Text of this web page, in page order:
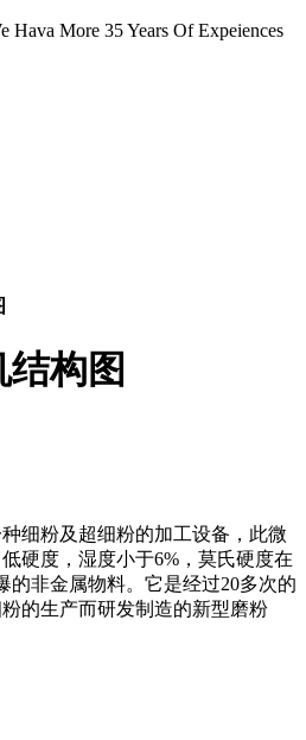
Hava More 35 Years Of Expeiences
构图
细粉及超细粉的加工设备，此微
硬度，湿度小于6%，莫氏硬度在
的非金属物料。它是经过20多次的
的生产而研发制造的新型磨粉